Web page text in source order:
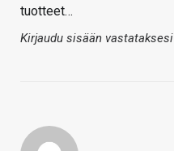
tuotteet…
Kirjaudu sisään vastataksesi